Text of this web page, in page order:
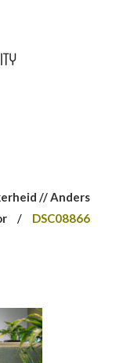
// Anders
/ DSC08866